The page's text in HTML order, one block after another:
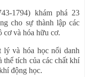
1794) khám phá 23
cho sự thành lập các
cơ và hóa hữu cơ.
lý và hóa học nổi danh
thể tích của các chất khí
động học.